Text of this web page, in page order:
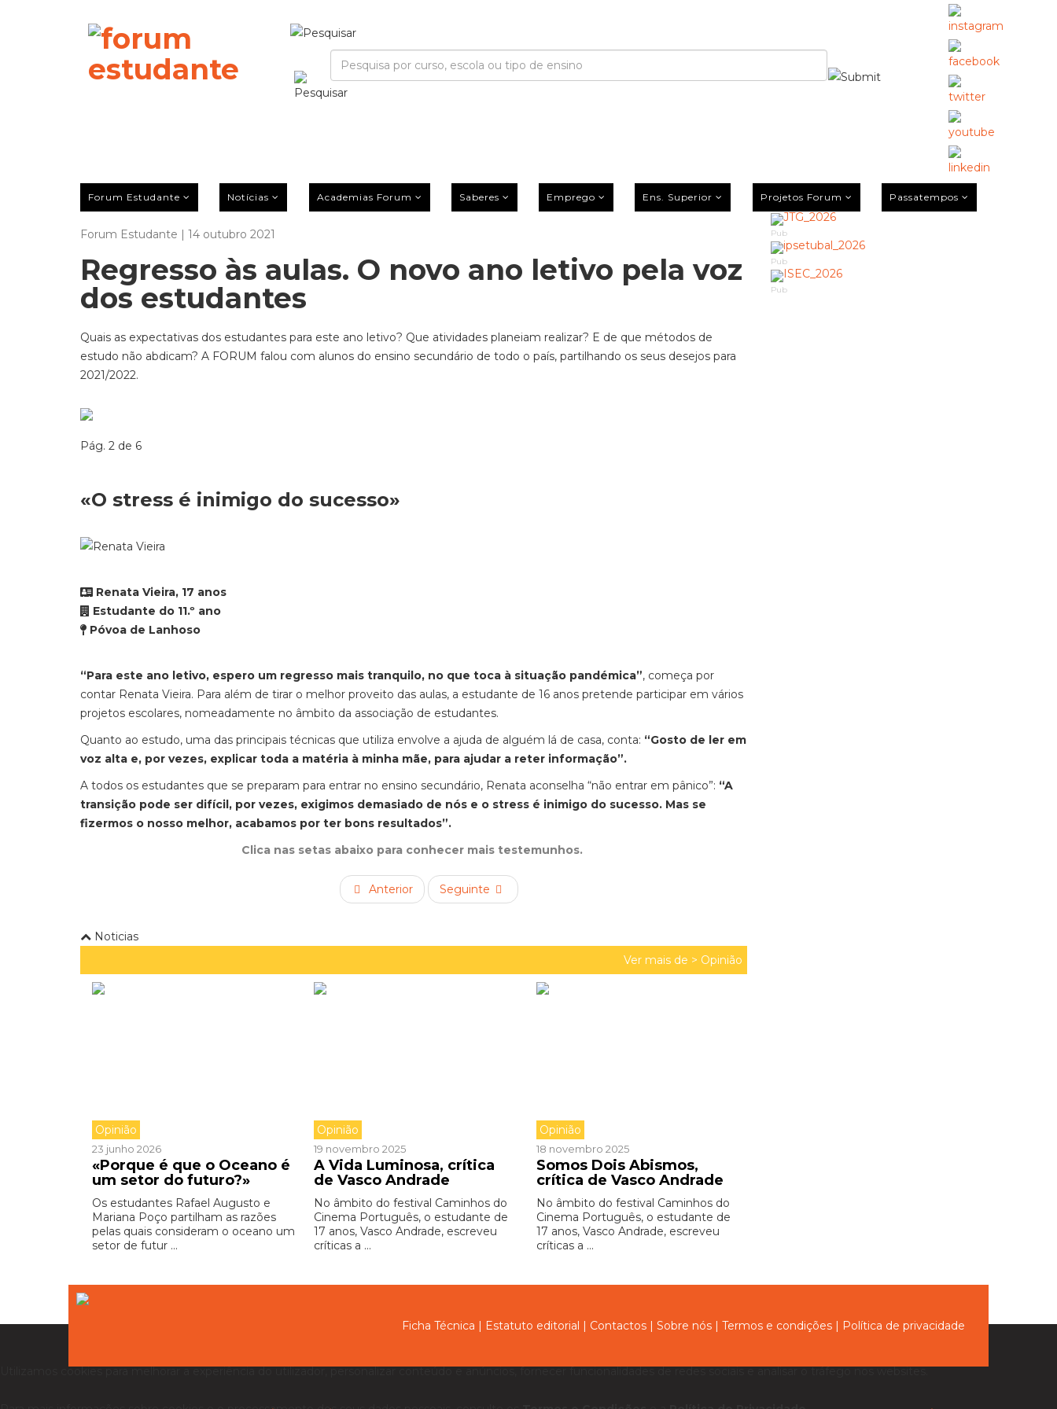
Forum Estudante Notícias Academias Forum Saberes Emprego Ens. Superior Projetos Forum Passatempos
Forum Estudante | 14 outubro 2021
Regresso às aulas. O novo ano letivo pela voz
dos estudantes
Quais as expectativas dos estudantes para este ano letivo? Que atividades planeiam realizar? E de que métodos de
estudo não abdicam? A FORUM falou com alunos do ensino secundário de todo o país, partilhando os seus desejos para
2021/2022.
Pág. 2 de 6
«O stress é inimigo do sucesso»
Renata Vieira, 17 anos
Estudante do 11.º ano
Póvoa de Lanhoso
“Para este ano letivo, espero um regresso mais tranquilo, no que toca à situação pandémica”, começa por
contar Renata Vieira. Para além de tirar o melhor proveito das aulas, a estudante de 16 anos pretende participar em vários
projetos escolares, nomeadamente no âmbito da associação de estudantes.
Quanto ao estudo, uma das principais técnicas que utiliza envolve a ajuda de alguém lá de casa, conta: “Gosto de ler em
voz alta e, por vezes, explicar toda a matéria à minha mãe, para ajudar a reter informação”.
A todos os estudantes que se preparam para entrar no ensino secundário, Renata aconselha “não entrar em pânico”: “A
transição pode ser difícil, por vezes, exigimos demasiado de nós e o stress é inimigo do sucesso. Mas se
fizermos o nosso melhor, acabamos por ter bons resultados”.
Clica nas setas abaixo para conhecer mais testemunhos.
Anterior Seguinte
Noticias
Ver mais de > Opinião
Opinião
23 junho 2026
«Porque é que o Oceano é
um setor do futuro?»
Os estudantes Rafael Augusto e
Mariana Poço partilham as razões
pelas quais consideram o oceano um
setor de futur ...
Opinião
19 novembro 2025
A Vida Luminosa, crítica
de Vasco Andrade
No âmbito do festival Caminhos do
Cinema Português, o estudante de
17 anos, Vasco Andrade, escreveu
críticas a ...
Opinião
18 novembro 2025
Somos Dois Abismos,
crítica de Vasco Andrade
No âmbito do festival Caminhos do
Cinema Português, o estudante de
17 anos, Vasco Andrade, escreveu
críticas a ...
Pub
Pub
Pub
Ficha Técnica | Estatuto editorial | Contactos | Sobre nós | Termos e condições | Política de privacidade
Utilizamos cookies para melhorar a experiência do utilizador, personalizar conteúdo e anúncios, fornecer funcionalidades de redes sociais e analisar o tráfego nos websites.